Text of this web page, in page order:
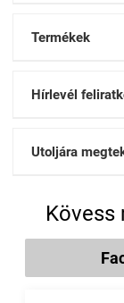
Termékek
Hírlevél
Utoljára
Kövess